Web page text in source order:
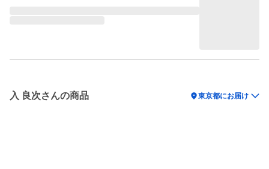
入 良次さんの商品 location_on東京都にお届け